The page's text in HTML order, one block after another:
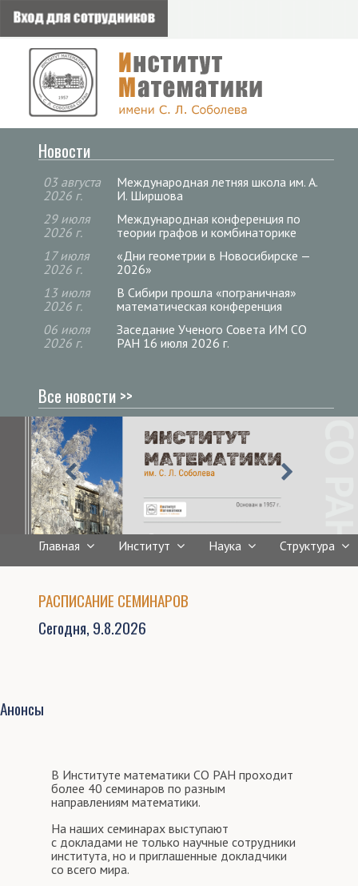
Новости
03 августа
2026 г.
Международная летняя школа им. А.
И. Ширшова
29 июля
2026 г.
Международная конференция по
теории графов и комбинаторике
17 июля
2026 г.
«Дни геометрии в Новосибирске —
2026»
13 июля
2026 г.
В Сибири прошла «пограничная»
математическая конференция
06 июля
2026 г.
Заседание Ученого Совета ИМ СО
РАН 16 июля 2026 г.
Все новости >>
Главная Институт Наука Структура
РАСПИСАНИЕ СЕМИНАРОВ
Сегодня, 9.8.2026
Анонсы
В Институте математики СО РАН проходит
более 40 семинаров по разным
направлениям математики.
На наших семинарах выступают
с докладами не только научные сотрудники
института, но и приглашенные докладчики
со всего мира.